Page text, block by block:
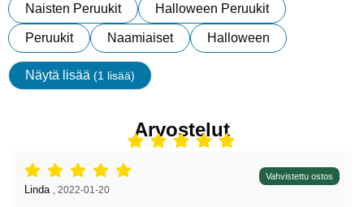
Naisten Peruukit Halloween Peruukit
Peruukit Naamiaiset Halloween
Näytä lisää (1 lisää)
ominaisuudet
Arvostelut
Arvostelu: 5 tähdet / 5, Vahvistettu ostos
Arvostelun kirjoittaja:
Linda 2022-01-20